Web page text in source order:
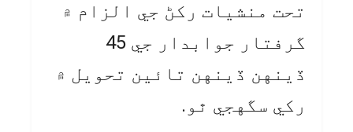
تحت منشيات رکڻ جي الزام ۾
گرفتار جوابدار جي 45
ڏينهن ڏينهن تائين تحويل ۾
رکي سگهجي ٿو.